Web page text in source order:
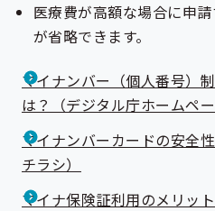
医療費が高額な場合に申
が省略できます。
マイナンバー（個人番号）
は？（デジタル庁ホームペー
マイナンバーカードの安全
チラシ）
マイナ保険証利用のメリッ